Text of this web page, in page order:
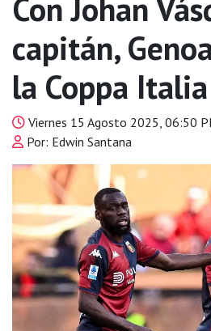
Con Johan
capitán,
la Coppa Italia
Viernes 15 Agosto 2025, 06:50
Por: Edwin Santana